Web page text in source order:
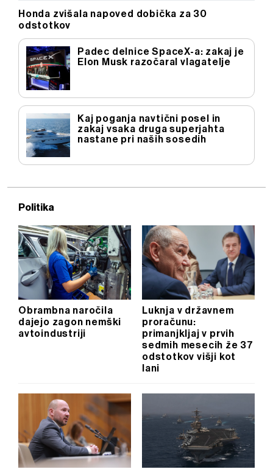
Honda zvišala napoved dobička za 30
odstotkov
Padec delnice SpaceX-a: zakaj je
Elon Musk razočaral vlagatelje
Kaj poganja navtični posel in
zakaj vsaka druga superjahta
nastane pri naših sosedih
Politika
Obrambna naročila
dajejo zagon nemški
avtoindustriji
Luknja v državnem
proračunu:
primanjkljaj v prvih
sedmih mesecih že 37
odstotkov višji kot
lani